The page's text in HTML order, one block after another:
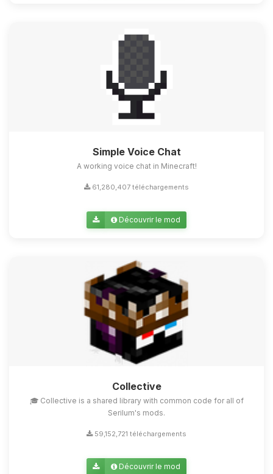
Simple Voice Chat
A working voice chat in Minecraft!
61,280,407 téléchargements
Découvrir le mod
Collective
🎓 Collective is a shared library with common code for all of
Serilum's mods.
59,152,721 téléchargements
Découvrir le mod